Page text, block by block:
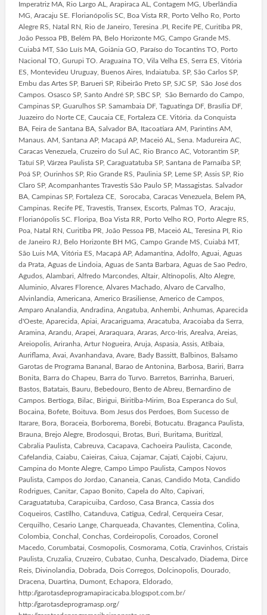
Imperatriz MA, Rio Largo AL, Arapiraca AL, Contagem MG, Uberlândia
MG, Aracaju SE. Florianópolis SC, Boa Vista RR, Porto Velho Ro, Porto
Alegre RS, Natal RN, Rio de Janeiro, Teresina .PI, Recife PE, Curitiba PR,
João Pessoa PB, Belém PA, Belo Horizonte MG, Campo Grande MS.
Cuiabá MT, São Luís MA, Goiânia GO, Paraíso do Tocantins TO, Porto
Nacional TO, Gurupi TO. Araguaína TO, Vila Velha ES, Serra ES, Vitória
ES, Montevideu Uruguay, Buenos Aires, Indaiatuba. SP, São Carlos SP,
Embu das Artes SP, Barueri SP, Ribeirão Preto SP, SJC SP, São José dos
Campos. Osasco SP, Santo André SP, SBC SP, São Bernardo do Campo,
Campinas SP, Guarulhos SP. Samambaia DF, Taguatinga DF, Brasília DF,
Juazeiro do Norte CE, Caucaia CE, Fortaleza CE. Vitória. da Conquista
BA, Feira de Santana BA, Salvador BA, Itacoatiara AM, Parintins AM,
Manaus. AM, Santana AP, Macapá AP, Maceió AL, Sena. Madureira AC,
Caracas Venezuela, Cruzeiro do Sul AC, Rio Branco AC, Votorantim SP,
Tatuí SP, Várzea Paulista SP, Caraguatatuba SP, Santana de Parnaíba SP,
Poá SP, Ourinhos SP, Rio Grande RS, Paulinia SP, Leme SP, Assis SP, Rio
Claro SP, Acompanhantes Travestis São Paulo SP, Massagistas. Salvador
BA, Campinas SP, Fortaleza CE, Sorocaba, Caracas Venezuela, Belem PA,
Campinas. Recife PE, Travestis, Transex, Escorts, Palmas TO, Aracaju,
Florianópolis SC. Floripa, Boa Vista RR, Porto Velho RO, Porto Alegre RS,
Poa, Natal RN, Curitiba PR, João Pessoa PB, Maceió AL, Teresina PI, Rio
de Janeiro RJ, Belo Horizonte BH MG, Campo Grande MS, Cuiabá MT,
São Luis MA, Vitória ES, Macapá AP, Adamantina, Adolfo, Aguai, Aguas
da Prata, Aguas de Lindoia, Aguas de Santa Barbara, Aguas de Sao Pedro,
Agudos, Alambari, Alfredo Marcondes, Altair, Altinopolis, Alto Alegre,
Aluminio, Alvares Florence, Alvares Machado, Alvaro de Carvalho,
Alvinlandia, Americana, Americo Brasiliense, Americo de Campos,
Amparo Analandia, Andradina, Angatuba, Anhembi, Anhumas, Aparecida
d'Oeste, Aparecida, Apiai, Aracariguama, Aracatuba, Aracoiaba da Serra,
Aramina, Arandu, Arapei, Araraquara, Araras, Arco-Iris, Arealva, Areias,
Areiopolis, Ariranha, Artur Nogueira, Aruja, Aspasia, Assis, Atibaia,
Auriflama, Avai, Avanhandava, Avare, Bady Bassitt, Balbinos, Balsamo
Garotas de Programa Bananal, Barao de Antonina, Barbosa, Bariri, Barra
Bonita, Barra do Chapeu, Barra do Turvo. Barretos, Barrinha, Barueri,
Bastos, Batatais, Bauru, Bebedouro, Bento de Abreu, Bernardino de
Campos. Bertioga, Bilac, Birigui, Biritiba-Mirim, Boa Esperanca do Sul,
Bocaina, Bofete, Boituva. Bom Jesus dos Perdoes, Bom Sucesso de
Itarare, Bora, Boraceia, Borborema, Borebi, Botucatu. Braganca Paulista,
Brauna, Brejo Alegre, Brodosqui, Brotas, Buri, Buritama, Buritizal,
Cabralia Paulista, Cabreuva, Cacapava, Cachoeira Paulista, Caconde,
Cafelandia, Caiabu, Caieiras, Caiua, Cajamar, Cajati, Cajobi, Cajuru,
Campina do Monte Alegre, Campo Limpo Paulista, Campos Novos
Paulista, Campos do Jordao, Cananeia, Canas, Candido Mota, Candido
Rodrigues, Canitar, Capao Bonito, Capela do Alto, Capivari,
Caraguatatuba, Carapicuiba, Cardoso, Casa Branca, Cassia dos
Coqueiros, Castilho, Catanduva, Catigua, Cedral, Cerqueira Cesar,
Cerquilho, Cesario Lange, Charqueada, Chavantes, Clementina, Colina,
Colombia, Conchal, Conchas, Cordeiropolis, Coroados, Coronel
Macedo, Corumbatai, Cosmopolis, Cosmorama, Cotia, Cravinhos, Cristais
Paulista, Cruzalia, Cruzeiro, Cubatao, Cunha, Descalvado, Diadema, Dirce
Reis, Divinolandia, Dobrada, Dois Corregos, Dolcinopolis, Dourado,
Dracena, Duartina, Dumont, Echapora, Eldorado,
http://garotasdeprogramapiracicaba.blogspot.com.br/
http://garotasdeprogramasp.org/